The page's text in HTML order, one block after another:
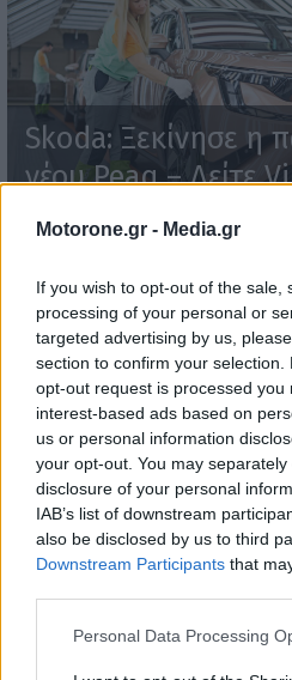
Motorone.gr - Media.gr
If you wish to opt-out of the sale,
processing of your personal or
targeted advertising by us,
section to confirm your
opt-out request is processed you
interest-based ads based on
us or personal information
your opt-out. You may
disclosure of your personal
IAB’s list of downstream
also be disclosed by us to third
Downstream Participants that
Personal Data Processing
Skoda: Ξεκίνησε η
νέου Peaq – Δείτε
γραμμή παραγωγής